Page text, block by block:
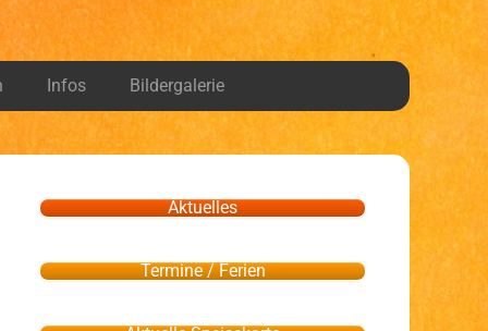
Infos Bildergalerie
Aktuelles
Termine / Ferien